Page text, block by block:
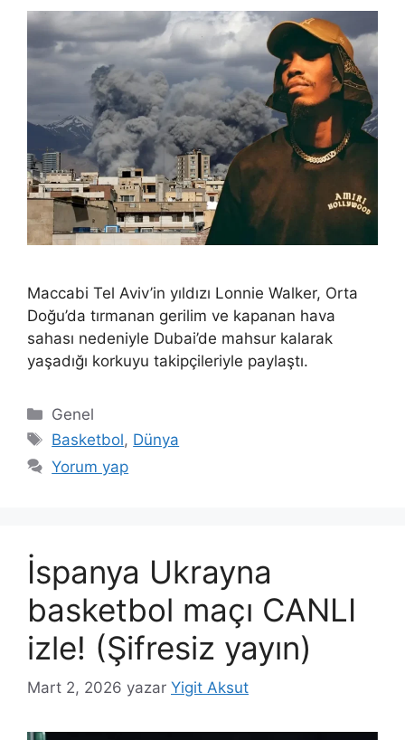
Maccabi Tel Aviv’in yıldızı Lonnie Walker, Orta
Doğu’da tırmanan gerilim ve kapanan hava
sahası nedeniyle Dubai’de mahsur kalarak
yaşadığı korkuyu takipçileriyle paylaştı.
Kategoriler
Genel
Etiketler
Basketbol, Dünya
Yorum yap
İspanya Ukrayna
basketbol maçı CANLI
izle! (Şifresiz yayın)
Mart 2, 2026 yazar Yigit Aksut